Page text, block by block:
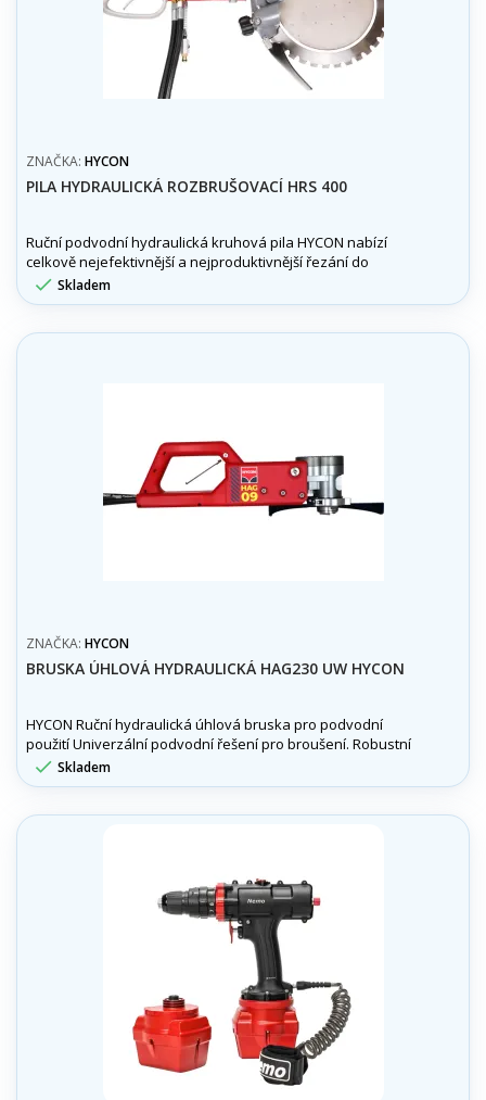
ZNAČKA: HYCON
PILA HYDRAULICKÁ ROZBRUŠOVACÍ HRS 400
Ruční podvodní hydraulická kruhová pila HYCON nabízí
celkově nejefektivnější a nejproduktivnější řezání do
hloubky 300 mm. Díky svému výkonu a hloubce řezu je
odolnou a oblíbenou volbou pro všechny náročné
 Skladem
ZNAČKA: HYCON
BRUSKA ÚHLOVÁ HYDRAULICKÁ HAG230 UW HYCON
HYCON Ruční hydraulická úhlová bruska pro podvodní
použití Univerzální podvodní řešení pro broušení. Robustní
úhlová bruska HYCON je navržena tak, aby zvládla
náročné podvodní operace.
 Skladem